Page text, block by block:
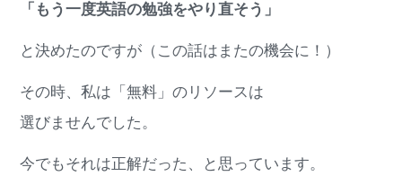
「もう一度英語の勉強をやり直そう」
と決めたのですが（この話はまたの機会に！）
その時、私は「無料」のリソースは
選びませんでした。
今でもそれは正解だった、と思っています。